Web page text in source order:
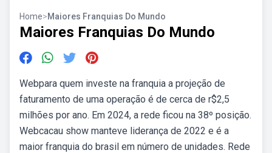
Home>Maiores Franquias Do Mundo
Maiores Franquias Do Mundo
Webpara quem investe na franquia a projeção de
faturamento de uma operação é de cerca de r$2,5
milhões por ano. Em 2024, a rede ficou na 38º posição.
Webcacau show manteve liderança de 2022 e é a
maior franquia do brasil em número de unidades. Rede